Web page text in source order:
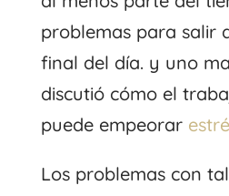
problemas para salir
final del día. y uno
discutió cómo el
puede empeorar
Los problemas con